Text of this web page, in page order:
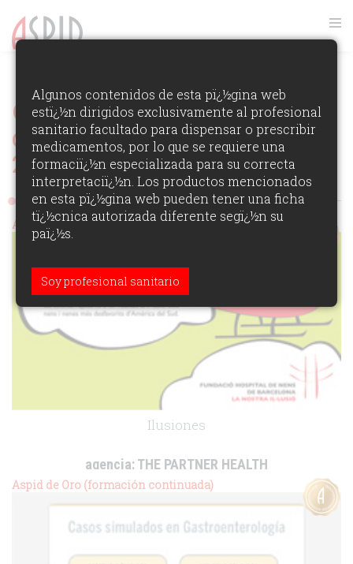
VER RANKING
Ganadores
de los Premios Aspid España
2008-42 obrasVer todas las obras
Aspid de Oro y Platino
Ilusiones
agencia:THE PARTNER HEALTH
cliente:Hospital de Nens de Barcelona
Aspid de Oro (formación continuada)
Algunos contenidos de esta pï¿½gina web
estï¿½n dirigidos exclusivamente al profesional
sanitario facultado para dispensar o prescribir
medicamentos, por lo que se requiere una
formaciï¿½n especializada para su correcta
interpretaciï¿½n. Los productos mencionados
en esta pï¿½gina web pueden tener una ficha
tï¿½cnica autorizada diferente segï¿½n su
paï¿½s.
Soy profesional sanitario